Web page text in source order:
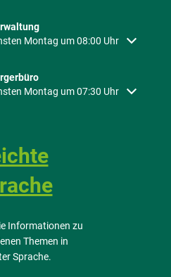
oder Schließzeiten auszublenden
Montag um 08:00 Uhr
oder Schließzeiten auszublenden
Montag um 07:30 Uhr
Informationen zu
Themen in
Sprache.